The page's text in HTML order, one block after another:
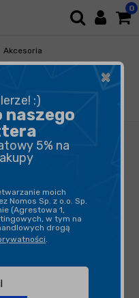
0
Akcesoria
1000 - ręczny
×
:)
naszego
5% na
moich
Nomos Sp. z o.o. Sp.
(Agrestowa 1,
w tym na
drogą
.